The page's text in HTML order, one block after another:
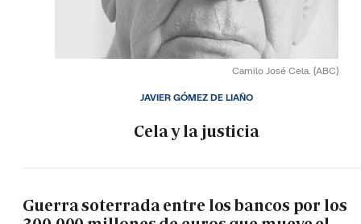
Camilo José Cela. (ABC)
Cela y la justicia
JAVIER GÓMEZ DE LIAÑO
Guerra soterrada entre los bancos por los